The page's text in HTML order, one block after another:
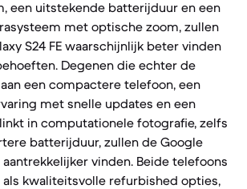
een uitstekende batterijduur en een
met optische zoom, zullen
S24 FE waarschijnlijk beter vinden
Degenen die echter de
een compactere telefoon, een
met snelle updates en een
in computationele fotografie, zelfs
batterijduur, zullen de Google
vinden. Beide telefoons
kwaliteitsvolle refurbished opties,